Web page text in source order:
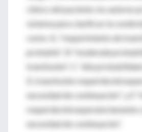
clínico del paciente, los autores
sistema para clasificar la
como: A, “requerimiento de
probable”; B “moderada
transfusión”; C “alta
D, transfusión requerida
necesidad de continuación”; y E
requerida intraoperatoriamente
necesidad de continuación”.